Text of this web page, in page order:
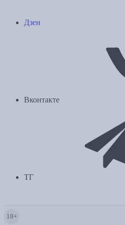
Дзен
Вконтакте
ТГ
18+